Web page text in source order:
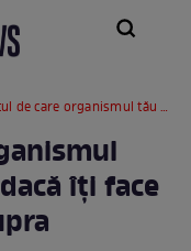
tău are nevoie, chiar dacă îți face rău. Ce efecte are asupra sănătății
îți face